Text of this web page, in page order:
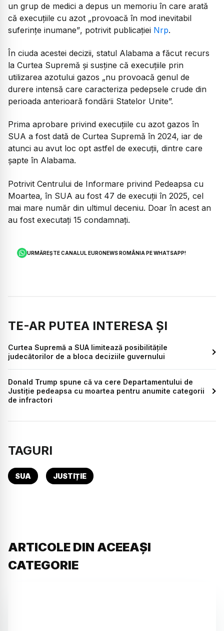
un grup de medici a depus un memoriu în care arată
că execuțiile cu azot „provoacă în mod inevitabil
suferințe inumane”, potrivit publicației Nrp.
În ciuda acestei decizii, statul Alabama a făcut recurs
la Curtea Supremă și susține că execuțiile prin
utilizarea azotului gazos „nu provoacă genul de
durere intensă care caracteriza pedepsele crude din
perioada anterioară fondării Statelor Unite”.
Prima aprobare privind execuțiile cu azot gazos în
SUA a fost dată de Curtea Supremă în 2024, iar de
atunci au avut loc opt astfel de execuții, dintre care
șapte în Alabama.
Potrivit Centrului de Informare privind Pedeapsa cu
Moartea, în SUA au fost 47 de execuții în 2025, cel
mai mare număr din ultimul deceniu. Doar în acest an
au fost executați 15 condamnați.
URMĂREȘTE CANALUL EURONEWS ROMÂNIA PE WHATSAPP!
TE-AR PUTEA INTERESA ȘI
Curtea Supremă a SUA limitează posibilitățile
judecătorilor de a bloca deciziile guvernului
Donald Trump spune că va cere Departamentului de
Justiție pedeapsa cu moartea pentru anumite categorii
de infractori
TAGURI
SUA JUSTIȚIE
ARTICOLE DIN ACEEAȘI
CATEGORIE